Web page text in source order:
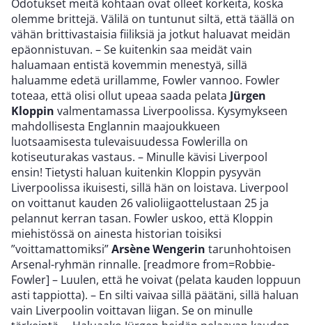
Odotukset meitä kohtaan ovat olleet korkeita, koska
olemme brittejä. Välilä on tuntunut siltä, että täällä on
vähän brittivastaisia fiiliksiä ja jotkut haluavat meidän
epäonnistuvan. – Se kuitenkin saa meidät vain
haluamaan entistä kovemmin menestyä, sillä
haluamme edetä urillamme, Fowler vannoo. Fowler
toteaa, että olisi ollut upeaa saada pelata Jürgen
Kloppin valmentamassa Liverpoolissa. Kysymykseen
mahdollisesta Englannin maajoukkueen
luotsaamisesta tulevaisuudessa Fowlerilla on
kotiseuturakas vastaus. – Minulle kävisi Liverpool
ensin! Tietysti haluan kuitenkin Kloppin pysyvän
Liverpoolissa ikuisesti, sillä hän on loistava. Liverpool
on voittanut kauden 26 valioliigaottelustaan 25 ja
pelannut kerran tasan. Fowler uskoo, että Kloppin
miehistössä on ainesta historian toisiksi
”voittamattomiksi”Arsène Wengerin tarunhohtoisen
Arsenal-ryhmän rinnalle. [readmore from=Robbie-
Fowler] – Luulen, että he voivat (pelata kauden loppuun
asti tappiotta). – En silti vaivaa sillä päätäni, sillä haluan
vain Liverpoolin voittavan liigan. Se on minulle